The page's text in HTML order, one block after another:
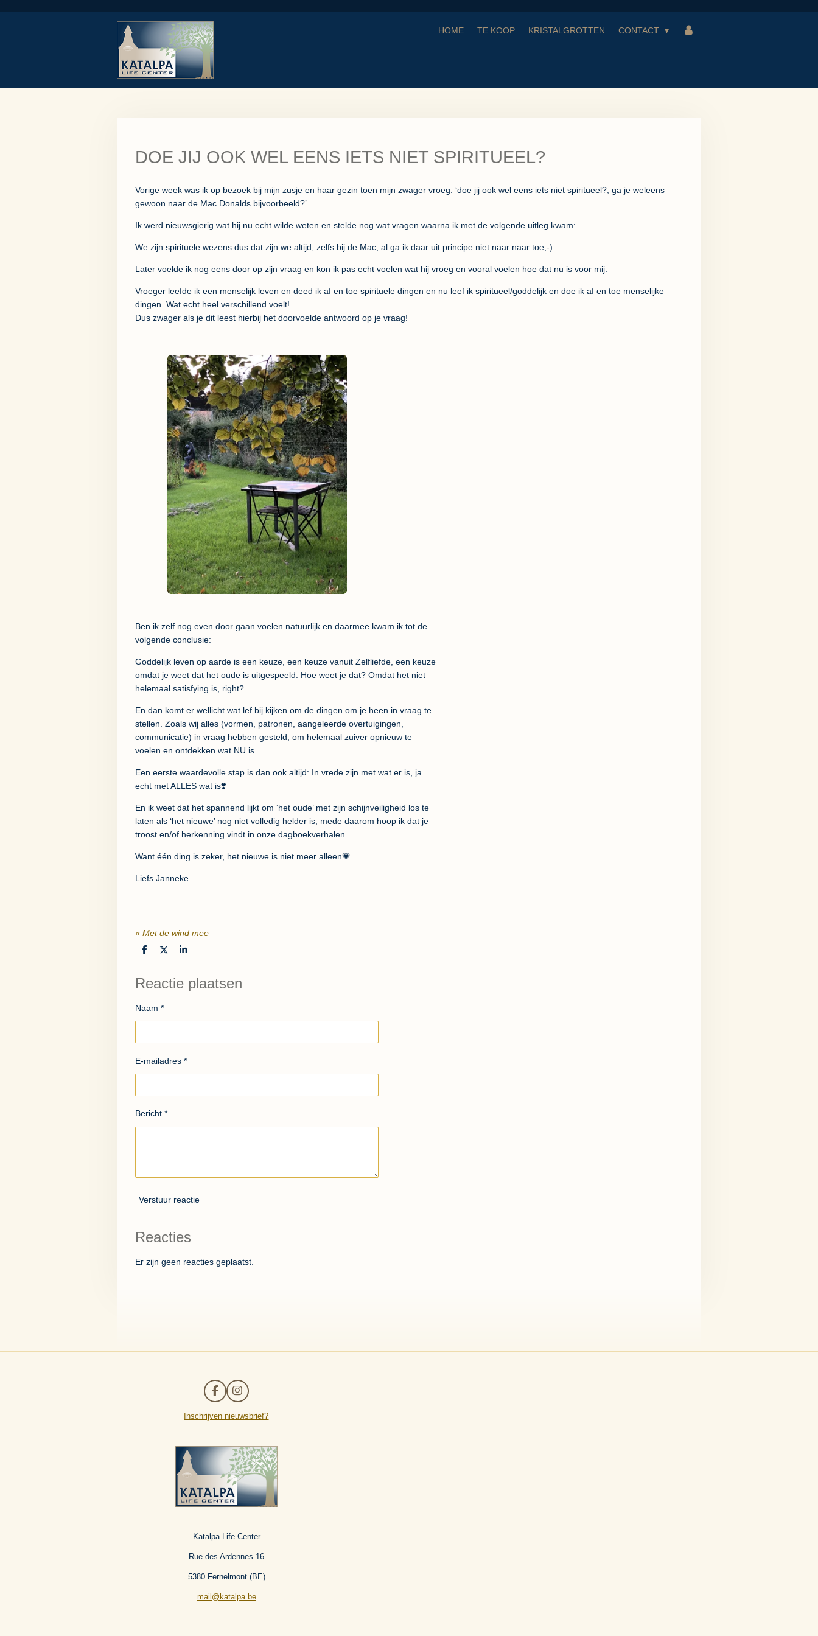
HOME TE KOOP KRISTALGROTTEN CONTACT
DOE JIJ OOK WEL EENS IETS NIET SPIRITUEEL?
Vorige week was ik op bezoek bij mijn zusje en haar gezin toen mijn zwager vroeg: ‘doe jij ook wel eens iets niet spiritueel?, ga je weleens
gewoon naar de Mac Donalds bijvoorbeeld?’
Ik werd nieuwsgierig wat hij nu echt wilde weten en stelde nog wat vragen waarna ik met de volgende uitleg kwam:
We zijn spirituele wezens dus dat zijn we altijd, zelfs bij de Mac, al ga ik daar uit principe niet naar naar toe;-)
Later voelde ik nog eens door op zijn vraag en kon ik pas echt voelen wat hij vroeg en vooral voelen hoe dat nu is voor mij:
Vroeger leefde ik een menselijk leven en deed ik af en toe spirituele dingen en nu leef ik spiritueel/goddelijk en doe ik af en toe menselijke
dingen. Wat echt heel verschillend voelt!
Dus zwager als je dit leest hierbij het doorvoelde antwoord op je vraag!
Ben ik zelf nog even door gaan voelen natuurlijk en daarmee kwam ik tot de
volgende conclusie:
Goddelijk leven op aarde is een keuze, een keuze vanuit Zelfliefde, een keuze
omdat je weet dat het oude is uitgespeeld. Hoe weet je dat? Omdat het niet
helemaal satisfying is, right?
En dan komt er wellicht wat lef bij kijken om de dingen om je heen in vraag te
stellen. Zoals wij alles (vormen, patronen, aangeleerde overtuigingen,
communicatie) in vraag hebben gesteld, om helemaal zuiver opnieuw te
voelen en ontdekken wat NU is.
Een eerste waardevolle stap is dan ook altijd: In vrede zijn met wat er is, ja
echt met ALLES wat is❣️
En ik weet dat het spannend lijkt om ‘het oude’ met zijn schijnveiligheid los te
laten als ‘het nieuwe’ nog niet volledig helder is, mede daarom hoop ik dat je
troost en/of herkenning vindt in onze dagboekverhalen.
Want één ding is zeker, het nieuwe is niet meer alleen💗
Liefs Janneke
« Met de wind mee
D
e
n
D
S
e
Reactie plaatsen
Naam *
E-mailadres *
Bericht *
Verstuur reactie
Reacties
Er zijn geen reacties geplaatst.
F
a
c
o
o
I
n
s
g
r
a
m
Inschrijven nieuwsbrief?
Katalpa Life Center
Rue des Ardennes 16
5380 Fernelmont (BE)
mail@katalpa.be